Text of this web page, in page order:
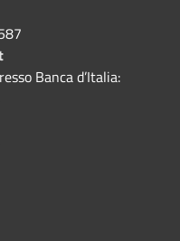
Banca d’Italia: